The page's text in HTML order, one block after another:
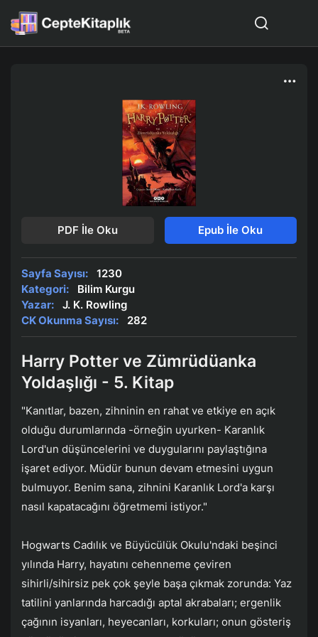
PDF İle Oku Epub İle Oku
Sayfa Sayısı:
1230
Kategori:
Bilim Kurgu
Yazar:
J. K. Rowling
CK Okunma Sayısı:
282
Harry Potter ve Zümrüdüanka
Yoldaşlığı - 5. Kitap
"Kanıtlar, bazen, zihninin en rahat ve etkiye en açık
olduğu durumlarında -örneğin uyurken- Karanlık
Lord'un düşüncelerini ve duygularını paylaştığına
işaret ediyor. Müdür bunun devam etmesini uygun
bulmuyor. Benim sana, zihnini Karanlık Lord'a karşı
nasıl kapatacağını öğretmemi istiyor."
Hogwarts Cadılık ve Büyücülük Okulu'ndaki beşinci
yılında Harry, hayatını cehenneme çeviren
sihirli/sihirsiz pek çok şeyle başa çıkmak zorunda: Yaz
tatilini yanlarında harcadığı aptal akrabaları; ergenlik
çağının isyanları, heyecanları, korkuları; onun gösteriş